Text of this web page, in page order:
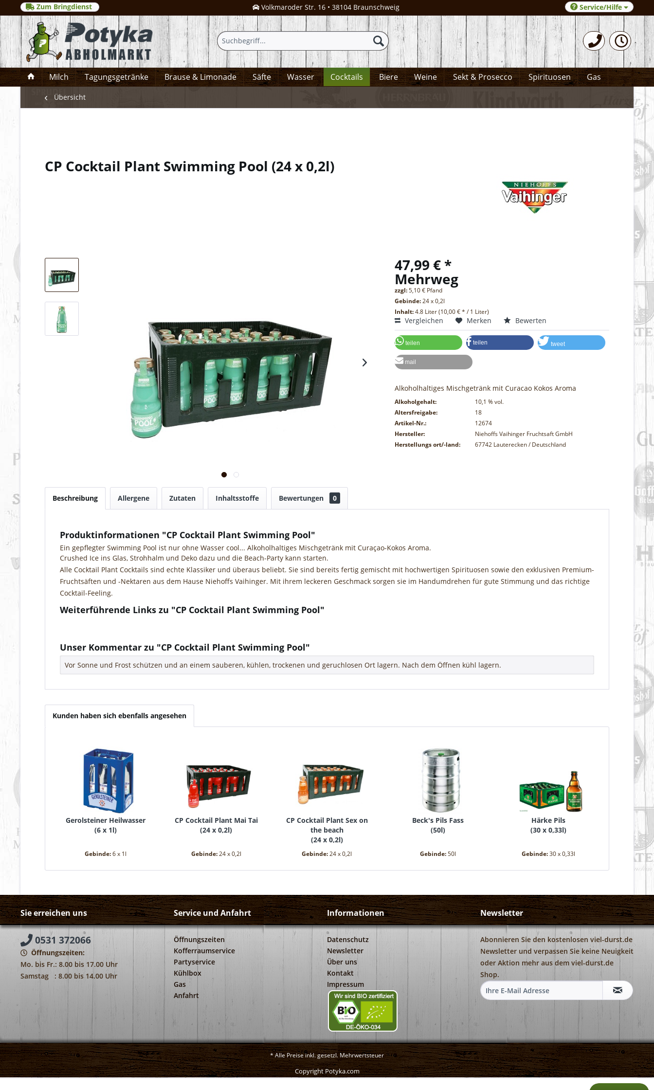
Zum Bringdienst Volkmaroder Str. 16 • 38104 Braunschweig 0531-372066
Service/Hilfe
Milch Tagungsgetränke Brause & Limonade Säfte Wasser Cocktails Biere Weine Sekt & Prosecco Spirituosen Gas
Übersicht
CP Cocktail Plant Swimming Pool (24 x 0,2l)
47,99 € *
Mehrweg
zzgl:5,10 € Pfand
Gebinde:24 x 0,2l
Inhalt:4.8 Liter (10,00 € * / 1 Liter)
Vergleichen Merken Bewerten
teilen teilen tweet
mail
Alkoholhaltiges Mischgetränk mit Curacao Kokos Aroma
Alkoholgehalt: 10,1% vol.
Altersfreigabe:
18
Artikel-Nr.:
12674
Hersteller:
Niehoffs Vaihinger Fruchtsaft GmbH
Herstellungs ort/-land:
67742 Lauterecken / Deutschland
Beschreibung Allergene Zutaten Inhaltsstoffe Bewertungen 0
Produktinformationen "CP Cocktail Plant Swimming Pool"
Ein gepflegter Swimming Pool ist nur ohne Wasser cool... Alkoholhaltiges Mischgetränk mit Curaçao-Kokos Aroma.
Crushed Ice ins Glas, Strohhalm und Deko dazu und die Beach-Party kann starten.
Alle Cocktail Plant Cocktails sind echte Klassiker und überaus beliebt. Sie sind bereits fertig gemischt mit hochwertigen Spirituosen sowie den exklusiven Premium-
Fruchtsäften und -Nektaren aus dem Hause Niehoffs Vaihinger. Mit ihrem leckeren Geschmack sorgen sie im Handumdrehen für gute Stimmung und das richtige
Cocktail-Feeling.
Weiterführende Links zu "CP Cocktail Plant Swimming Pool"
Unser Kommentar zu "CP Cocktail Plant Swimming Pool"
Vor Sonne und Frost schützen und an einem sauberen, kühlen, trockenen und geruchlosen Ort lagern. Nach dem Öffnen kühl lagern.
Kunden haben sich ebenfalls angesehen
Gerolsteiner Heilwasser
(6 x 1l)
Gebinde:6 x 1l
CP Cocktail Plant Mai Tai
(24 x 0,2l)
Gebinde:24 x 0,2l
CP Cocktail Plant Sex on
the beach
(24 x 0,2l)
Gebinde:24 x 0,2l
Beck's Pils Fass
(50l)
Gebinde:50l
Härke Pils
(30 x 0,33l)
Gebinde:30 x 0,33l
Sie erreichen uns
0531 372066
Öffnungszeiten:
Mo. bis Fr.: 8.00 bis 17.00 Uhr
Samstag : 8.00 bis 14.00 Uhr
Service und Anfahrt
Öffnungszeiten
Kofferraumservice
Partyservice
Kühlbox
Gas
Anfahrt
Informationen
Datenschutz
Newsletter
Über uns
Kontakt
Impressum
Newsletter
Abonnieren Sie den kostenlosen viel-durst.de
Newsletter und verpassen Sie keine Neuigkeit
oder Aktion mehr aus dem viel-durst.de
Shop.
* Alle Preise inkl. gesetzl. Mehrwertsteuer
Copyright Potyka.com